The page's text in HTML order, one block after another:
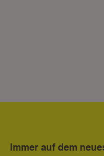
Immer auf dem